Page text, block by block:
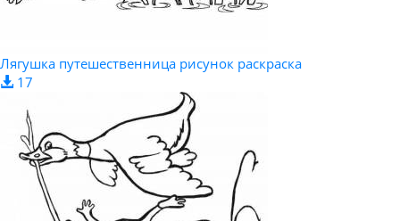
Лягушка путешественница рисунок раскраска
17